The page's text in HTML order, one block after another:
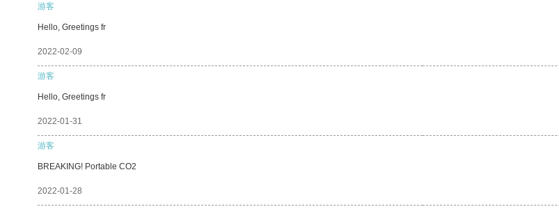
游客
Hello, Greetings fr
2022-02-09
游客
Hello, Greetings fr
2022-01-31
游客
BREAKING! Portable CO2
2022-01-28